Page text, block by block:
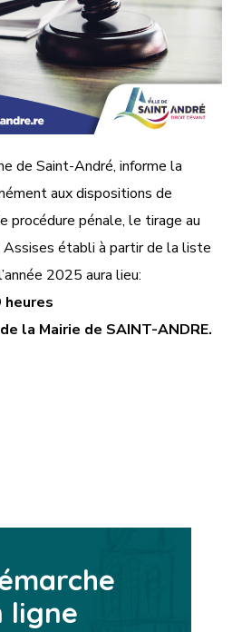
de Saint-André, informe la
aux dispositions de
procédure pénale, le tirage au
Assises établi à partir de la liste
2025 aura lieu:
heures
la Mairie de SAINT-ANDRE.
ligne